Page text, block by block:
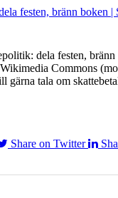
festen, bränn boken |
dela festen,
Commons
gärna tala om
Share on Twitter